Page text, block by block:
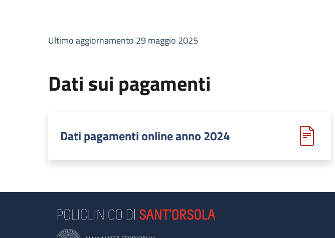
Ultimo aggiornamento 29 maggio 2025
Dati sui pagamenti
Dati pagamenti online anno 2024